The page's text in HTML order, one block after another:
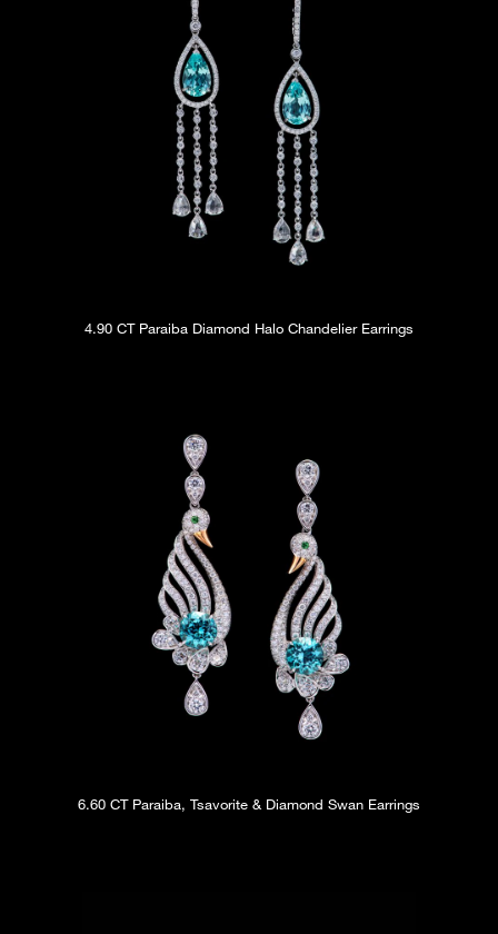
4.90 CT Paraiba Diamond Halo Chandelier Earrings
6.60 CT Paraiba, Tsavorite & Diamond Swan Earrings